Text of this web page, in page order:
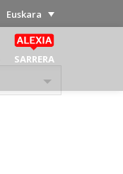
Euskara
SARRERA